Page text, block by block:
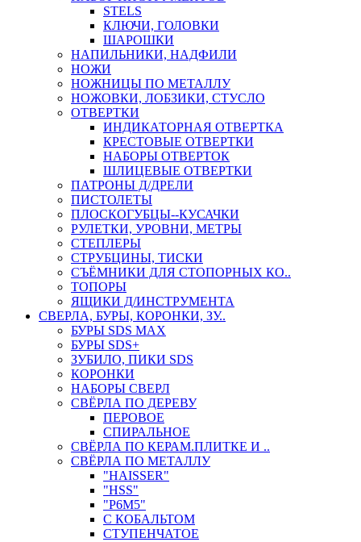
STELS
КЛЮЧИ, ГОЛОВКИ
ШАРОШКИ
НАПИЛЬНИКИ, НАДФИЛИ
НОЖИ
НОЖНИЦЫ ПО МЕТАЛЛУ
НОЖОВКИ, ЛОБЗИКИ, СТУСЛО
ОТВЕРТКИ
ИНДИКАТОРНАЯ ОТВЕРТКА
КРЕСТОВЫЕ ОТВЕРТКИ
НАБОРЫ ОТВЕРТОК
ШЛИЦЕВЫЕ ОТВЕРТКИ
ПАТРОНЫ Д/ДРЕЛИ
ПИСТОЛЕТЫ
ПЛОСКОГУБЦЫ--КУСАЧКИ
РУЛЕТКИ, УРОВНИ, МЕТРЫ
СТЕПЛЕРЫ
СТРУБЦИНЫ, ТИСКИ
СЪЁМНИКИ ДЛЯ СТОПОРНЫХ КО..
ТОПОРЫ
ЯЩИКИ Д/ИНСТРУМЕНТА
СВЕРЛА, БУРЫ, КОРОНКИ, ЗУ..
БУРЫ SDS MAX
БУРЫ SDS+
ЗУБИЛО, ПИКИ SDS
КОРОНКИ
НАБОРЫ СВЕРЛ
СВЁРЛА ПО ДЕРЕВУ
ПЕРОВОЕ
СПИРАЛЬНОЕ
СВЁРЛА ПО КЕРАМ.ПЛИТКЕ И ..
СВЁРЛА ПО МЕТАЛЛУ
"HAISSER"
"HSS"
"Р6М5"
С КОБАЛЬТОМ
СТУПЕНЧАТОЕ